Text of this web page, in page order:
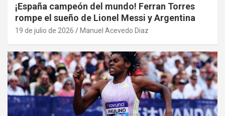
¡España campeón del mundo! Ferran Torres
rompe el sueño de Lionel Messi y Argentina
19 de julio de 2026 Manuel Acevedo Diaz